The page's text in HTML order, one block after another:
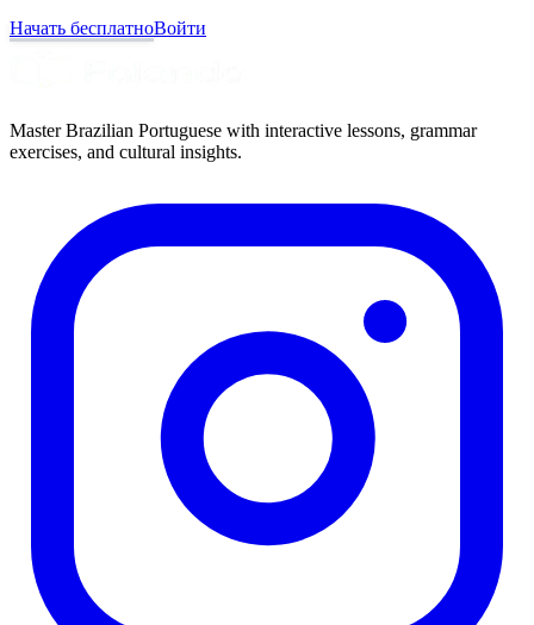
Начать бесплатноВойти
Master Brazilian Portuguese with interactive lessons, grammar
exercises, and cultural insights.